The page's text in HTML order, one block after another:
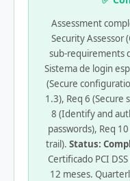
Assessment
Security Assessor
sub-requirements
Sistema de login
(Secure
1.3), Req 6 (Secure
8 (Identify and
passwords), Req
trail). Status:
Certificado PCI
12 meses.